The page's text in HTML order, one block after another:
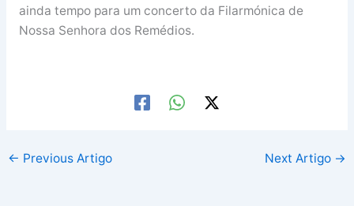
ainda tempo para um concerto da Filarmónica de
Nossa Senhora dos Remédios.
← Previous Artigo Next Artigo →